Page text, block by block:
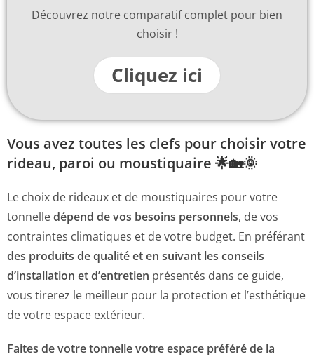
Découvrez notre comparatif complet pour bien
choisir !
Cliquez ici
Vous avez toutes les clefs pour choisir votre
rideau, paroi ou moustiquaire 🌟🏡🌞
Le choix de rideaux et de moustiquaires pour votre
tonnelledépend de vos besoins personnels, de vos
contraintes climatiques et de votre budget. En préférant
des produits de qualité et en suivant les conseils
d’installation et d’entretien présentés dans ce guide,
vous tirerez le meilleur pour la protection et l’esthétique
de votre espace extérieur.
Faites de votre tonnelle votre espace préféré de la